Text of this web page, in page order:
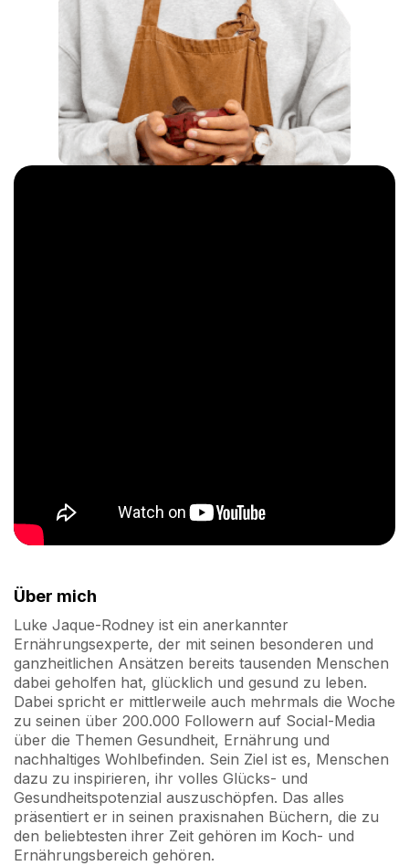
Über mich
Luke Jaque-Rodney ist ein anerkannter
Ernährungsexperte, der mit seinen besonderen und
ganzheitlichen Ansätzen bereits tausenden Menschen
dabei geholfen hat, glücklich und gesund zu leben.
Dabei spricht er mittlerweile auch mehrmals die Woche
zu seinen über 200.000 Followern auf Social-Media
über die Themen Gesundheit, Ernährung und
nachhaltiges Wohlbefinden. Sein Ziel ist es, Menschen
dazu zu inspirieren, ihr volles Glücks- und
Gesundheitspotenzial auszuschöpfen. Das alles
präsentiert er in seinen praxisnahen Büchern, die zu
den beliebtesten ihrer Zeit gehören im Koch- und
Ernährungsbereich gehören.